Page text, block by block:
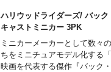
ハリウッドライダーズ/ バッ
キャストミニカー 3PK
ミニカーメーカーとして数々
ちをミニチュアモデル化する
映画を代表する傑作『バック